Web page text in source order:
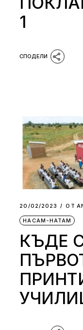
1
20/02/2023 ОТ
НАСАМ-НАТАМ
КЪДЕ